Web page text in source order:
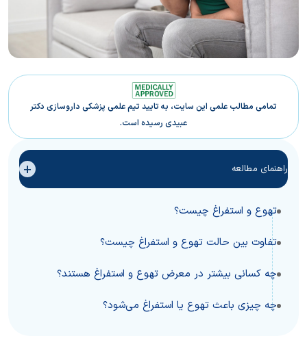
تمامی مطالب علمی این سایت، به تایید تیم علمی پزشکی داروسازی دکتر
عبیدی رسیده است.
راهنمای مطالعه +
تهوع و استفراغ چیست؟
تفاوت بین حالت تهوع و استفراغ چیست؟
چه کسانی بیشتر در معرض تهوع و استفراغ هستند؟
چه چیزی باعث تهوع یا استفراغ می‌شود؟